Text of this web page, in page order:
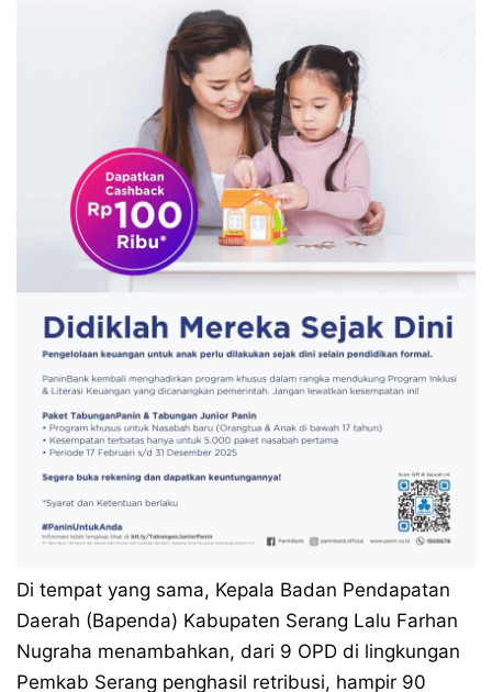
Di tempat yang sama, Kepala Badan Pendapatan
Daerah (Bapenda) Kabupaten Serang Lalu Farhan
Nugraha menambahkan, dari 9 OPD di lingkungan
Pemkab Serang penghasil retribusi, hampir 90